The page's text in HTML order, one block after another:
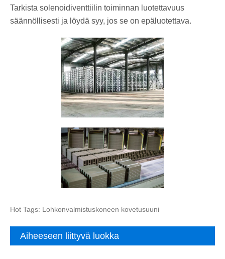
Tarkista solenoidiventtiilin toiminnan luotettavuus
säännöllisesti ja löydä syy, jos se on epäluotettava.
Hot Tags: Lohkonvalmistuskoneen kovetusuuni
Aiheeseen liittyvä luokka